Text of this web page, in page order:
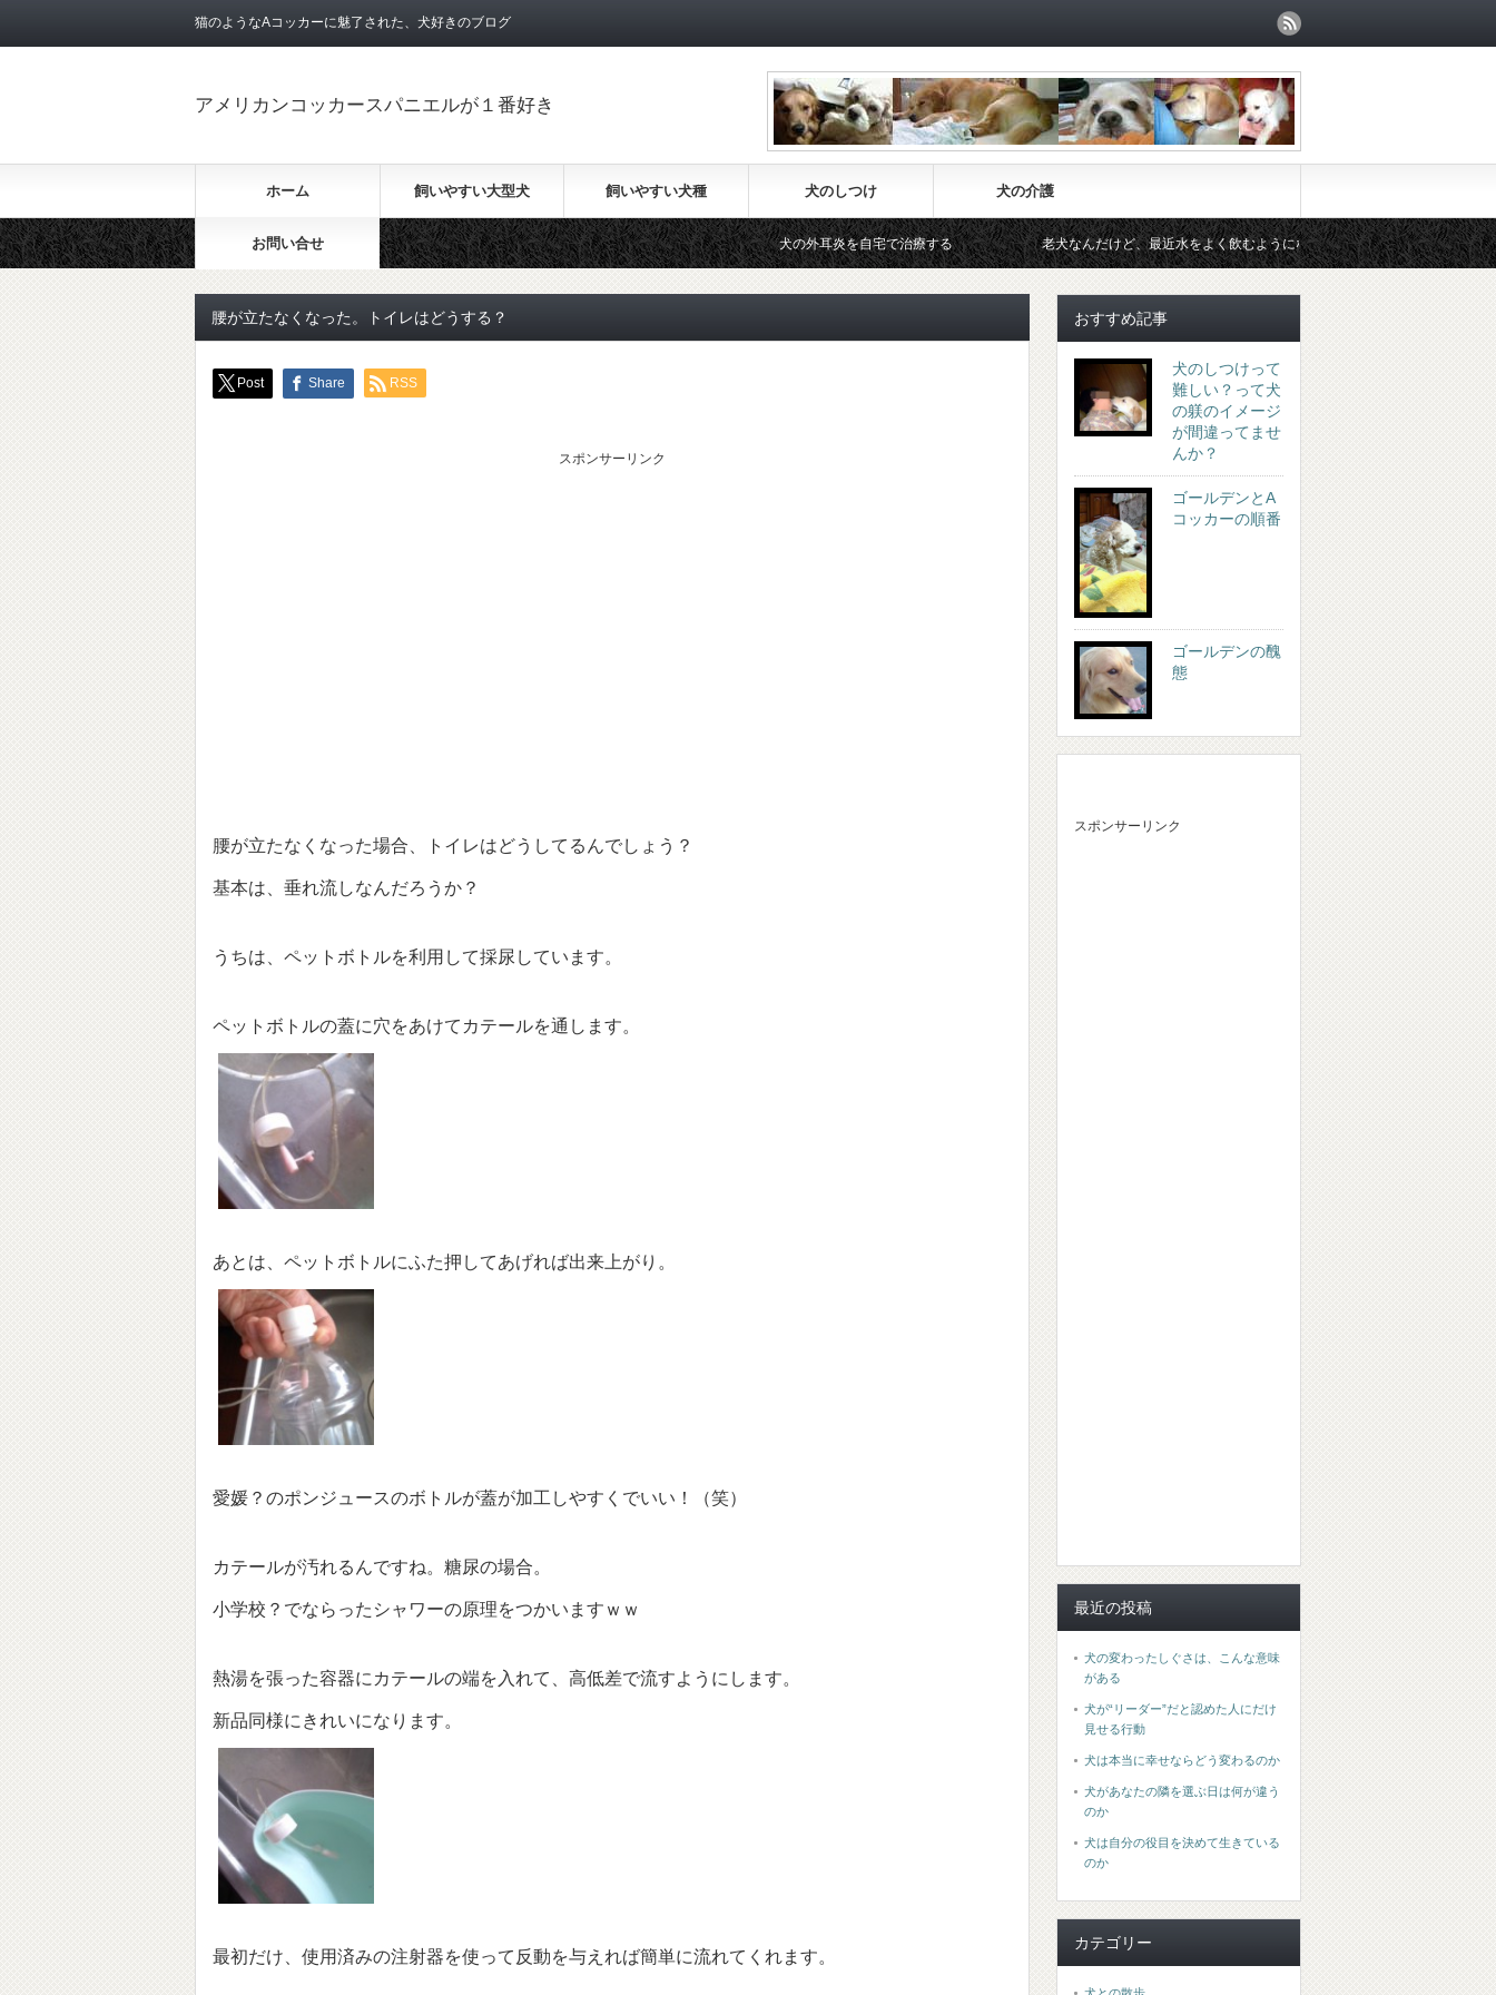
猫のようなAコッカーに魅了された、犬好きのブログ
アメリカンコッカースパニエルが１番好き
ホーム 飼いやすい大型犬 飼いやすい犬種 犬のしつけ 犬の介護
お問い合せ 犬の外耳炎を自宅で治療する 老犬なんだけど、最近水をよく飲むようになったと相談されました。 ス
腰が立たなくなった。トイレはどうする？
Post Share RSS
スポンサーリンク
腰が立たなくなった場合、トイレはどうしてるんでしょう？
基本は、垂れ流しなんだろうか？
うちは、ペットボトルを利用して採尿しています。
ペットボトルの蓋に穴をあけてカテールを通します。
あとは、ペットボトルにふた押してあげれば出来上がり。
愛媛？のポンジュースのボトルが蓋が加工しやすくでいい！（笑）
カテールが汚れるんですね。糖尿の場合。
小学校？でならったシャワーの原理をつかいますｗｗ
熱湯を張った容器にカテールの端を入れて、高低差で流すようにします。
新品同様にきれいになります。
最初だけ、使用済みの注射器を使って反動を与えれば簡単に流れてくれます。
おすすめ記事
犬のしつけって
難しい？って犬
の躾のイメージ
が間違ってませ
んか？
ゴールデンとA
コッカーの順番
ゴールデンの醜
態
スポンサーリンク
最近の投稿
犬の変わったしぐさは、こんな意味
がある
犬が“リーダー”だと認めた人にだけ
見せる行動
犬は本当に幸せならどう変わるのか
犬があなたの隣を選ぶ日は何が違う
のか
犬は自分の役目を決めて生きている
のか
カテゴリー
犬との散歩